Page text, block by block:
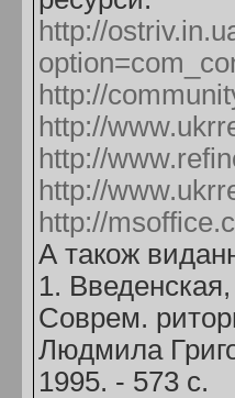
http://
http://
http://
http://
http://
http://
А також
1.
Соврем.
Людмила
1995. - 573 с.